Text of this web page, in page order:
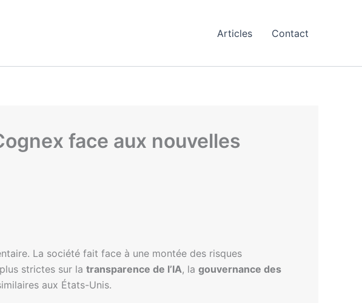
Articles Contact
face aux nouvelles
La société fait face à une montée des risques
strictes sur la transparence de l’IA, la gouvernance des
aux États-Unis.